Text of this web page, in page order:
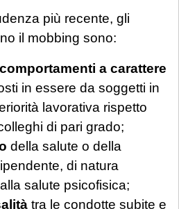
più recente, gli
il mobbing sono:
a carattere
in essere da soggetti in
lavorativa rispetto
di pari grado;
della salute o della
di natura
salute psicofisica;
tra le condotte subite e